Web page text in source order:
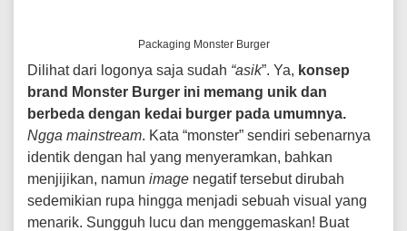
Packaging Monster Burger
Dilihat dari logonya saja sudah “asik”. Ya, konsep
brand Monster Burger ini memang unik dan
berbeda dengan kedai burger pada umumnya.
Ngga mainstream. Kata “monster” sendiri sebenarnya
identik dengan hal yang menyeramkan, bahkan
menjijikan, namun image negatif tersebut dirubah
sedemikian rupa hingga menjadi sebuah visual yang
menarik. Sungguh lucu dan menggemaskan! Buat